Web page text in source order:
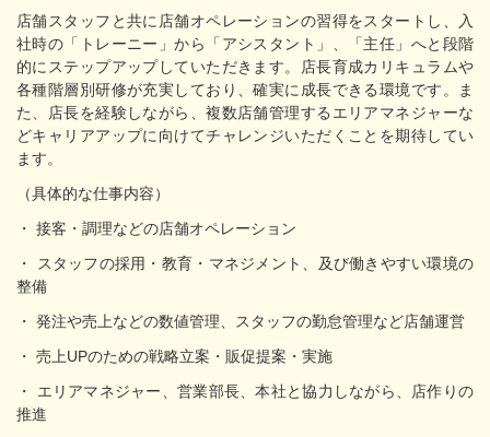
店舗スタッフと共に店舗オペレーションの習得をスタートし、入
社時の「トレーニー」から「アシスタント」、「主任」へと段階
的にステップアップしていただきます。店長育成カリキュラムや
各種階層別研修が充実しており、確実に成長できる環境です。ま
た、店長を経験しながら、複数店舗管理するエリアマネジャーな
どキャリアアップに向けてチャレンジいただくことを期待してい
ます。
（具体的な仕事内容）
・ 接客・調理などの店舗オペレーション
・ スタッフの採用・教育・マネジメント、及び働きやすい環境の
整備
・ 発注や売上などの数値管理、スタッフの勤怠管理など店舗運営
・ 売上UPのための戦略立案・販促提案・実施
・ エリアマネジャー、営業部長、本社と協力しながら、店作りの
推進